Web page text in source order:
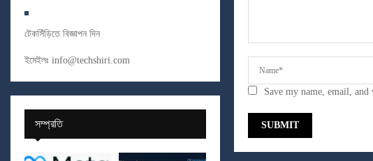
Save my name, email,
টেকসিঁড়িতে বিজ্ঞাপন দিন
ইমেইলঃ info@techshiri.com
সম্প্রতি